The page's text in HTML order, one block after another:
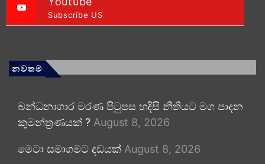
Subscribe US
නවතම
බන්ධනාගාර මරණ පිටුපස හදිසි නීතියට මග පාදන
කුමන්ත්‍රණයක් ? August 8, 2026
මෙටා සමාගමට දඩයක් August 8, 2026